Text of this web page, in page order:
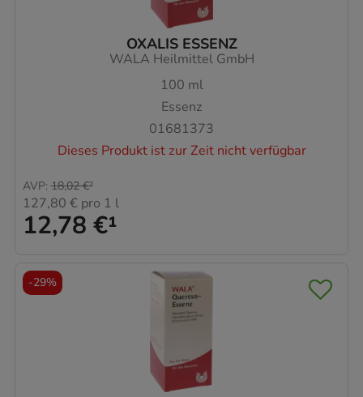
OXALIS ESSENZ
WALA Heilmittel GmbH
100 ml
Essenz
01681373
Dieses Produkt ist zur Zeit nicht verfügbar
12,78 €¹
AVP: 18,02 €²
127,80 € pro 1 l
-29%